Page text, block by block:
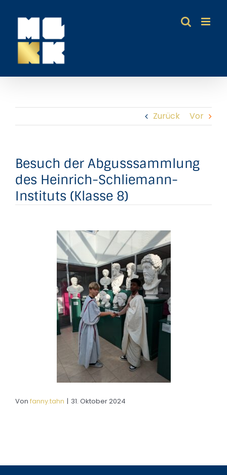
Inhalt
springen
Zurück Vor
Besuch der Abgusssammlung
des Heinrich-Schliemann-
Instituts (Klasse 8)
Von fanny.tahn | 31. Oktober 2024